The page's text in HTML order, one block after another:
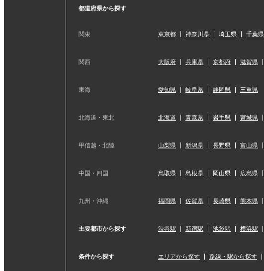
都道府県から探す
関東 東京都 神奈川県 埼玉県 千葉県
関西 大阪府 兵庫県 京都府 滋賀県
東海 愛知県 岐阜県 静岡県 三重県
北海道・東北 北海道 青森県 岩手県 宮城県
甲信越・北陸 山梨県 新潟県 長野県 富山県
中国・四国 鳥取県 島根県 岡山県 広島県
九州・沖縄 福岡県 佐賀県 長崎県 熊本県
主要都市から探す 渋谷駅 新宿駅 池袋駅 横浜駅
条件から探す エリアから探す 路線・駅から探す